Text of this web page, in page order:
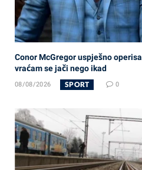
Conor McGregor uspješno
vraćam se jači nego ikad
08/08/2026 SPORT 0